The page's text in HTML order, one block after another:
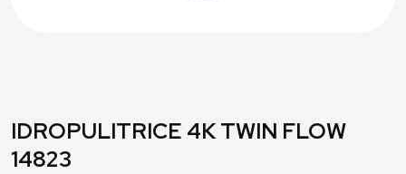
IDROPULITRICE 4K TWIN FLOW
14823